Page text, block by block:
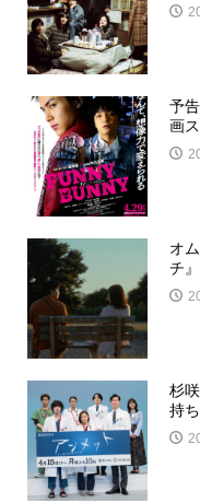
予
画
オ
チ
杉
持